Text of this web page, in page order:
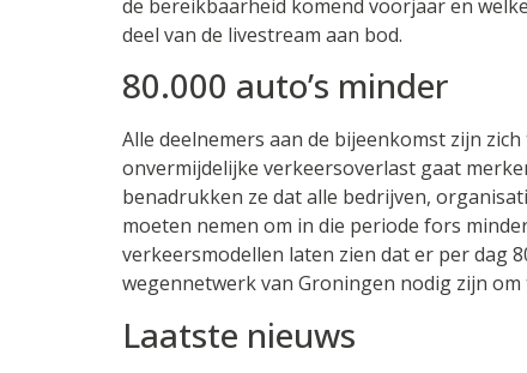
de bereikbaarheid komend voorjaar en
deel van de livestream aan bod.
80.000 auto’s minder
Alle deelnemers aan de bijeenkomst zijn
onvermijdelijke verkeersoverlast gaat
benadrukken ze dat alle bedrijven,
moeten nemen om in die periode fors
verkeersmodellen laten zien dat er per dag
wegennetwerk van Groningen nodig zijn
Laatste nieuws